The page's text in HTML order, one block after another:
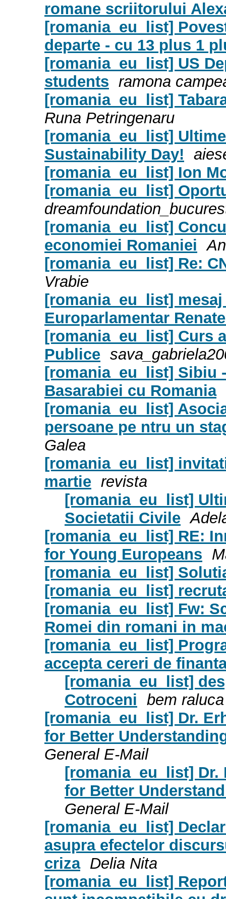
romane scriitorului
[romania_eu_list]
departe - cu 13 plus 1
[romania_eu_list] US
students ramona
[romania_eu_list]
Runa Petringenaru
[romania_eu_list]
Sustainability Day!
[romania_eu_list] Ion
[romania_eu_list]
[romania_eu_list]
economiei Romaniei
[romania_eu_list] Re:
Vrabie
[romania_eu_list]
Europarlamentar
[romania_eu_list] Curs
Publice
[romania_eu_list] Sibiu
Basarabiei cu Romania
[romania_eu_list]
persoane pe ntru un
Galea
[romania_eu_list]
martie revista
[romania_eu_list]
Societatii Civile
[romania_eu_list] RE:
for Young Europeans
[romania_eu_list]
[romania_eu_list]
[romania_eu_list] Fw:
Romei din romani in
[romania_eu_list]
accepta cereri de
[romania_eu_list]
Cotroceni bem raluca
[romania_eu_list] Dr.
for Better
General E-Mail
[romania_eu_list] Dr.
for Better
General E-Mail
[romania_eu_list]
asupra efectelor
criza Delia Nita
[romania_eu_list]